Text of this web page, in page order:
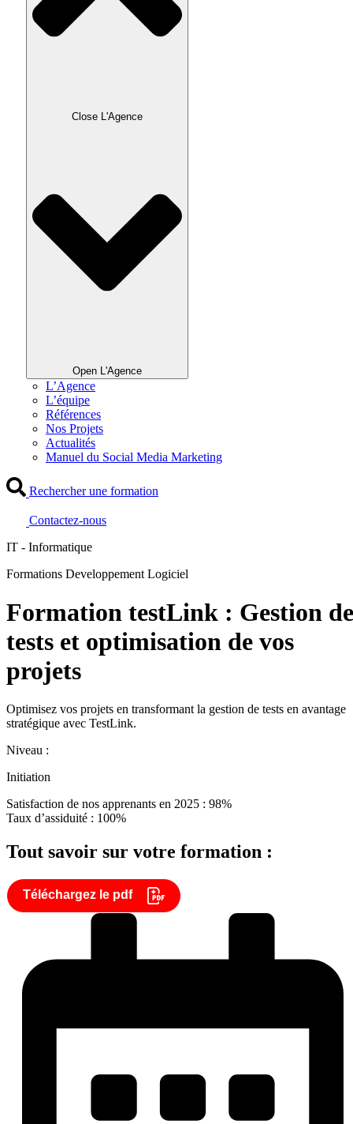
Close L'Agence
Open L'Agence
L’Agence
L’équipe
Références
Nos Projets
Actualités
Manuel du Social Media Marketing
Rechercher une formation
Contactez-nous
IT - Informatique
Formations Developpement Logiciel
Formation testLink : Gestion de
tests et optimisation de vos
projets
Optimisez vos projets en transformant la gestion de tests en avantage
stratégique avec TestLink.
Niveau :
Initiation
Satisfaction de nos apprenants en 2025 : 98%
Taux d’assiduité : 100%
Tout savoir sur votre formation :
Téléchargez le pdf